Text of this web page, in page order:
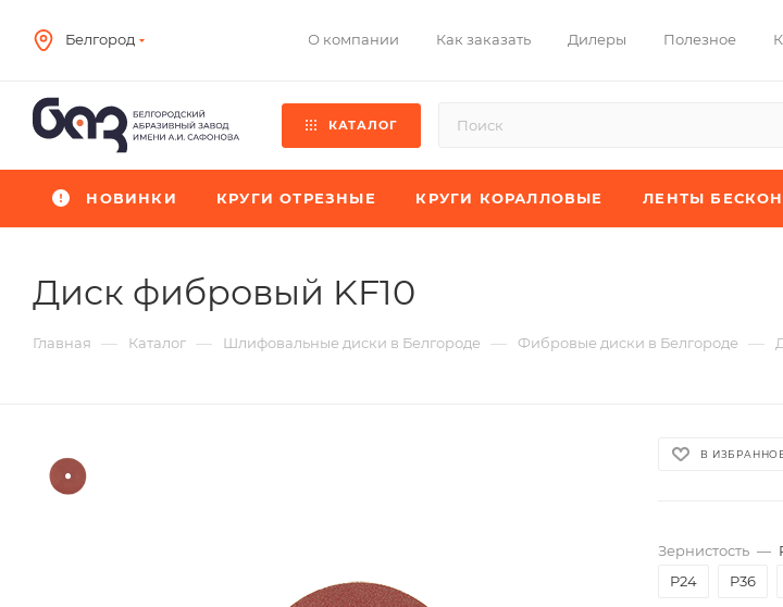
Белгород О компании Как заказать Дилеры Полезное
КАТАЛОГ
НОВИНКИ КРУГИ ОТРЕЗНЫЕ КРУГИ КОРАЛЛОВЫЕ ЛЕНТЫ
Диск фибровый KF10
Главная — Каталог — Шлифовальные диски в Белгороде — Фибровые диски в Белгороде —
В
Зернистость —
P24
P36